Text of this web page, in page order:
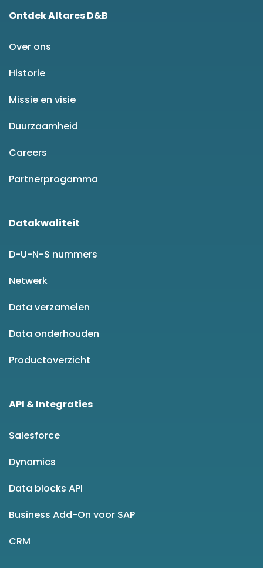
Ontdek Altares D&B
Over ons
Historie
Missie en visie
Duurzaamheid
Careers
Partnerprogamma
Datakwaliteit
D-U-N-S nummers
Netwerk
Data verzamelen
Data onderhouden
Productoverzicht
API & Integraties
Salesforce
Dynamics
Data blocks API
Business Add-On voor SAP
CRM